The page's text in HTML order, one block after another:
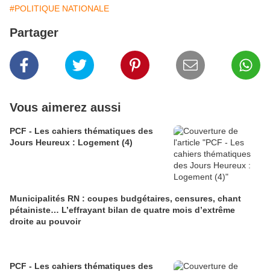
#POLITIQUE NATIONALE
Partager
Vous aimerez aussi
PCF - Les cahiers thématiques des
Jours Heureux : Logement (4)
Municipalités RN : coupes budgétaires, censures, chant
pétainiste… L’effrayant bilan de quatre mois d’extrême
droite au pouvoir
PCF - Les cahiers thématiques des